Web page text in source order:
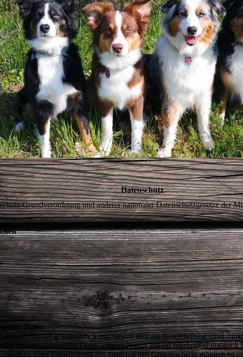
Datenschutz
Grundverordnung und anderer nationaler Datenschutzgesetze der
Daten
unserer Nutzer grundsätzlich nur, soweit dies zur Bereitstellung einer
personenbezogener Daten unserer Nutzer erfolgt regelmäßig nur
einer Einwilligung aus tatsächlichen Gründen nicht möglich ist